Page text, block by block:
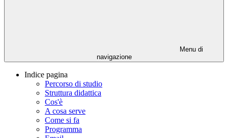
Menu di
navigazione
Indice pagina
Percorso di studio
Struttura didattica
Cos'è
A cosa serve
Come si fa
Programma